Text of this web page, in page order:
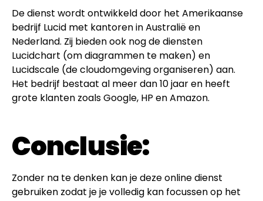
De dienst wordt ontwikkeld door het Amerikaanse
bedrijf Lucid met kantoren in Australië en
Nederland. Zij bieden ook nog de diensten
Lucidchart (om diagrammen te maken) en
Lucidscale (de cloudomgeving organiseren) aan.
Het bedrijf bestaat al meer dan 10 jaar en heeft
grote klanten zoals Google, HP en Amazon.
Conclusie:
Zonder na te denken kan je deze online dienst
gebruiken zodat je je volledig kan focussen op het